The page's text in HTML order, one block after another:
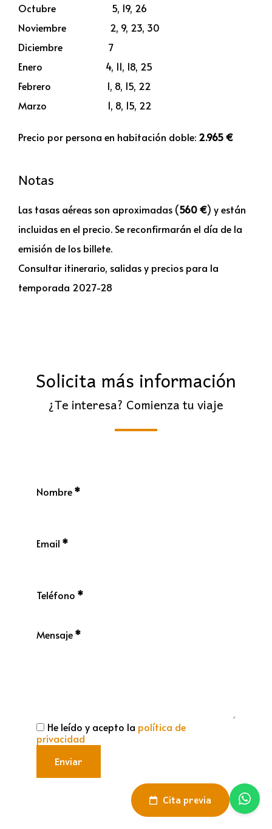
Octubre 5, 19, 26
Noviembre 2, 9, 23, 30
Diciembre 7
Enero 4, 11, 18, 25
Febrero 1, 8, 15, 22
Marzo 1, 8, 15, 22
Precio por persona en habitación doble: 2.965 €
Notas
Las tasas aéreas son aproximadas (560 €) y están
incluidas en el precio. Se reconfirmarán el día de la
emisión de los billete.
Consultar itinerario, salidas y precios para la
temporada 2027-28
Solicita más información
¿Te interesa? Comienza tu viaje
Nombre*
Email *
Teléfono *
Mensaje*
He leído y acepto la política de
privacidad
Enviar
Cita previa